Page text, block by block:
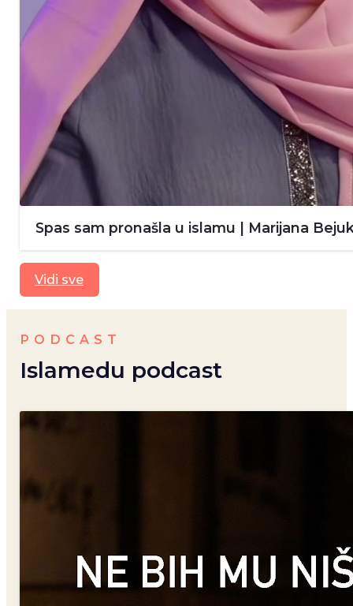
Spas sam pronašla u islamu | Marijana
Vidi sve
PODCAST
Islamedu podcast